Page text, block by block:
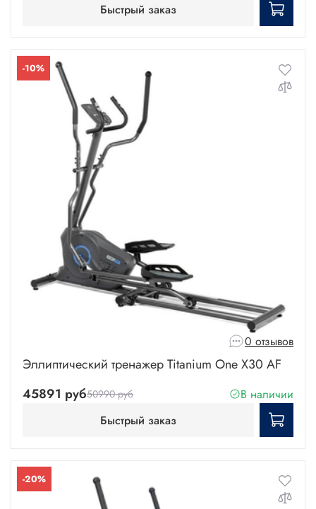
Быстрый заказ
-10%
0 отзывов
Эллиптический тренажер Titanium One X30 AF
45891 руб50990 руб
В наличии
Быстрый заказ
-20%